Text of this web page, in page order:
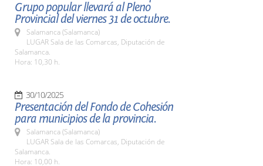
Grupo popular llevará al Pleno
Provincial del viernes 31 de octubre.
Salamanca (Salamanca)
LUGAR Sala de las Comarcas, Diputación de
Salamanca.
Hora: 10,30 h.
30/10/2025
Presentación del Fondo de Cohesión
para municipios de la provincia.
Salamanca (Salamanca)
LUGAR Sala de las Comarcas, Diputación de
Salamanca.
Hora: 10,00 h.